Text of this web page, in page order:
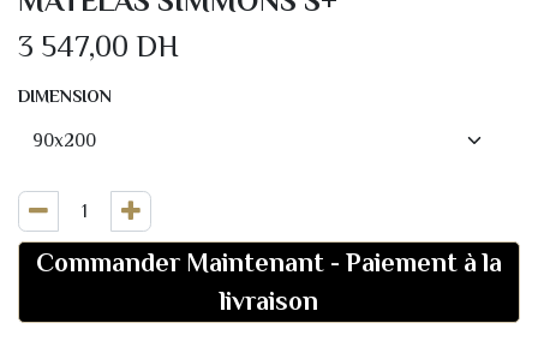
3 547,00 DH
DIMENSION
Commander Maintenant - Paiement à la
livraison